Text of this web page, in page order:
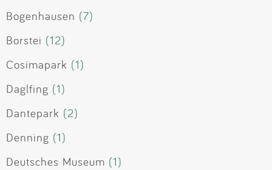
Bogenhausen (7)
Borstei (12)
Cosimapark (1)
Daglfing (1)
Dantepark (2)
Denning (1)
Deutsches Museum (1)